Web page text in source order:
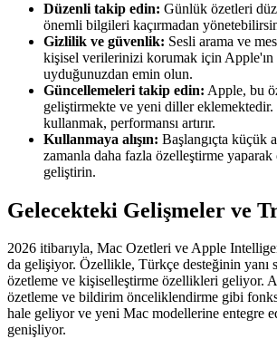
Düzenli takip edin: Günlük özetleri
önemli bilgileri kaçırmadan
Gizlilik ve güvenlik: Sesli arama ve
kişisel verilerinizi korumak için
uyduğunuzdan emin olun.
Güncellemeleri takip edin: Apple, bu
geliştirmekte ve yeni diller
kullanmak, performansı artırır.
Kullanmaya alışın: Başlangıçta küçük
zamanla daha fazla özelleştirme
geliştirin.
Gelecekteki Gelişmeler ve
2026 itibarıyla, Mac Ozetleri ve Apple
da gelişiyor. Özellikle, Türkçe desteğinin yanı
özetleme ve kişiselleştirme özellikleri geliyor.
özetleme ve bildirim önceliklendirme gibi
hale geliyor ve yeni Mac modellerine entegre
genişliyor.